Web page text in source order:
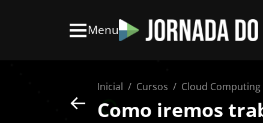
Menu
Inicial Cursos Cloud Computing
Como iremos